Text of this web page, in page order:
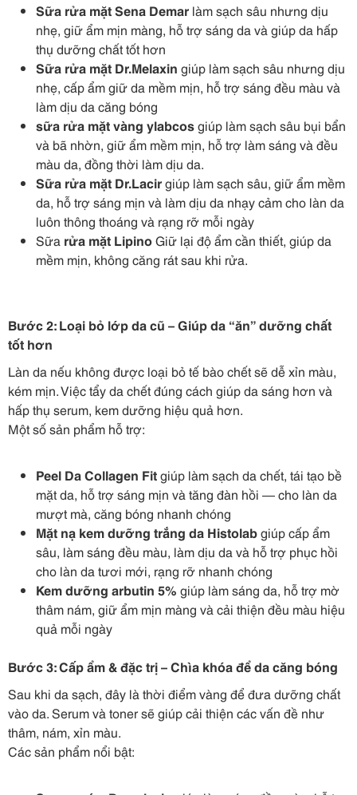
Sữa rửa mặt Sena Demar làm sạch sâu nhưng dịu
nhẹ, giữ ẩm mịn màng, hỗ trợ sáng da và giúp da hấp
thụ dưỡng chất tốt hơn
Sữa rửa mặt Dr.Melaxin giúp làm sạch sâu nhưng dịu
nhẹ, cấp ẩm giữ da mềm mịn, hỗ trợ sáng đều màu và
làm dịu da căng bóng
sữa rửa mặt vàng ylabcosgiúp làm sạch sâu bụi bẩn
và bã nhờn, giữ ẩm mềm mịn, hỗ trợ làm sáng và đều
màu da, đồng thời làm dịu da.
Sữa rửa mặt Dr.Lacirgiúp làm sạch sâu, giữ ẩm mềm
da, hỗ trợ sáng mịn và làm dịu da nhạy cảm cho làn da
luôn thông thoáng và rạng rỡ mỗi ngày
Sữa rửa mặt LipinoGiữ lại độ ẩm cần thiết, giúp da
mềm mịn, không căng rát sau khi rửa.
Bước 2: Loại bỏ lớp da cũ – Giúp da “ăn” dưỡng chất
tốt hơn
Làn da nếu không được loại bỏ tế bào chết sẽ dễ xỉn màu,
kém mịn. Việc tẩy da chết đúng cách giúp da sáng hơn và
hấp thụ serum, kem dưỡng hiệu quả hơn.
Một số sản phẩm hỗ trợ:
Peel Da Collagen Fitgiúp làm sạch da chết, tái tạo bề
mặt da, hỗ trợ sáng mịn và tăng đàn hồi — cho làn da
mượt mà, căng bóng nhanh chóng
Mặt nạ kem dưỡng trắng da Histolabgiúp cấp ẩm
sâu, làm sáng đều màu, làm dịu da và hỗ trợ phục hồi
cho làn da tươi mới, rạng rỡ nhanh chóng
Kem dưỡng arbutin 5% giúp làm sáng da, hỗ trợ mờ
thâm nám, giữ ẩm mịn màng và cải thiện đều màu hiệu
quả mỗi ngày
Bước 3: Cấp ẩm & đặc trị – Chìa khóa để da căng bóng
Sau khi da sạch, đây là thời điểm vàng để đưa dưỡng chất
vào da. Serum và toner sẽ giúp cải thiện các vấn đề như
thâm, nám, xỉn màu.
Các sản phẩm nổi bật: